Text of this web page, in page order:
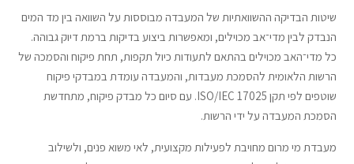
שיטות הבדיקה ההשוואתיות של המעבדה מבוססות על השוואה בין מד המים
הנבדק לבין מדי־אב מכוילים, ומאפשרות ביצוע בדיקות ברמת דיוק גבוהה.
כל מדי־האב מכוילים בהתאם לתעודות כיול תקפות, תחת פיקוח והסמכה של
הרשות הלאומית להסמכת מעבדות, והמעבדה עומדת במבדקי פיקוח
שוטפים לפי תקן ISO/IEC 17025. עם סיום כל מבדק פיקוח, מתחדשת
הסמכת המעבדה על ידי הרשות.
מעבדת מי מרום מחויבת לפעילות מקצועית, לאי משוא פנים, ולשילוב